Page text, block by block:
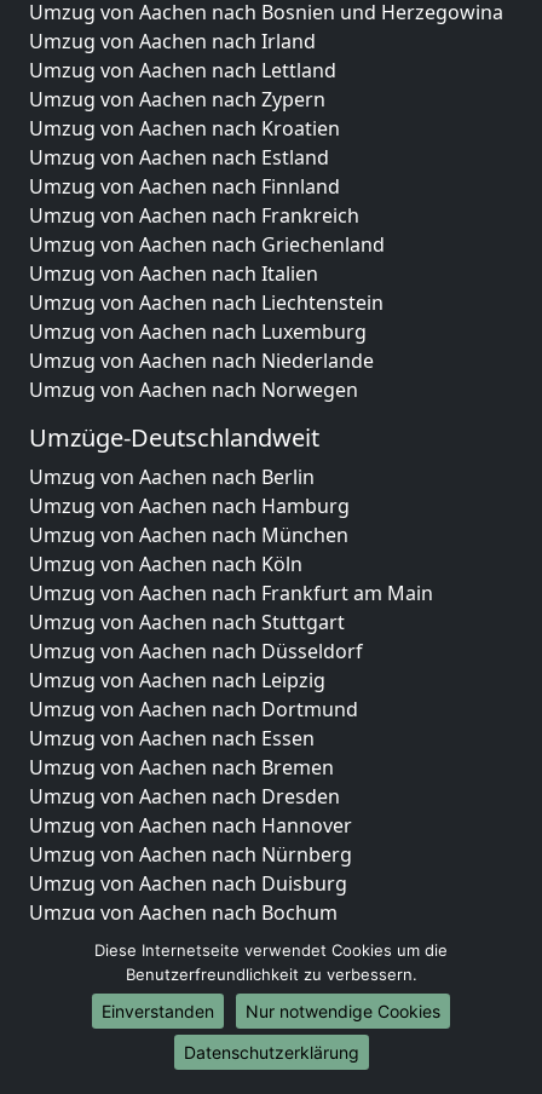
Umzug von Aachen nach Bosnien und Herzegowina
Umzug von Aachen nach Irland
Umzug von Aachen nach Lettland
Umzug von Aachen nach Zypern
Umzug von Aachen nach Kroatien
Umzug von Aachen nach Estland
Umzug von Aachen nach Finnland
Umzug von Aachen nach Frankreich
Umzug von Aachen nach Griechenland
Umzug von Aachen nach Italien
Umzug von Aachen nach Liechtenstein
Umzug von Aachen nach Luxemburg
Umzug von Aachen nach Niederlande
Umzug von Aachen nach Norwegen
Umzüge-Deutschlandweit
Umzug von Aachen nach Berlin
Umzug von Aachen nach Hamburg
Umzug von Aachen nach München
Umzug von Aachen nach Köln
Umzug von Aachen nach Frankfurt am Main
Umzug von Aachen nach Stuttgart
Umzug von Aachen nach Düsseldorf
Umzug von Aachen nach Leipzig
Umzug von Aachen nach Dortmund
Umzug von Aachen nach Essen
Umzug von Aachen nach Bremen
Umzug von Aachen nach Dresden
Umzug von Aachen nach Hannover
Umzug von Aachen nach Nürnberg
Umzug von Aachen nach Duisburg
Umzug von Aachen nach Bochum
Umzug von Aachen nach Wuppertal
Umzug von Aachen nach Bielefeld
Umzug von Aachen nach Bonn
Umzug von Aachen nach Münster
Internationale-Umzüge
Diese Internetseite verwendet Cookies um die
Benutzerfreundlichkeit zu verbessern.
Einverstanden
Nur notwendige Cookies
Datenschutzerklärung